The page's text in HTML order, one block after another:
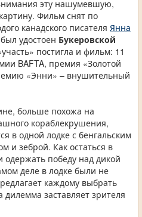
эту нашумевшую,
Фильм снят по
канадского писателя Янна
удостоен Букеровской
постигла и фильм: 11
BAFTA, премия «Золотой
«Энни» – внушительный
больше похожа на
кораблекрушения,
в одной лодке с бенгальским
и зеброй. Как остаться в
одержать победу над дикой
деле в лодке были не
каждому выбрать
заставляет зрителя